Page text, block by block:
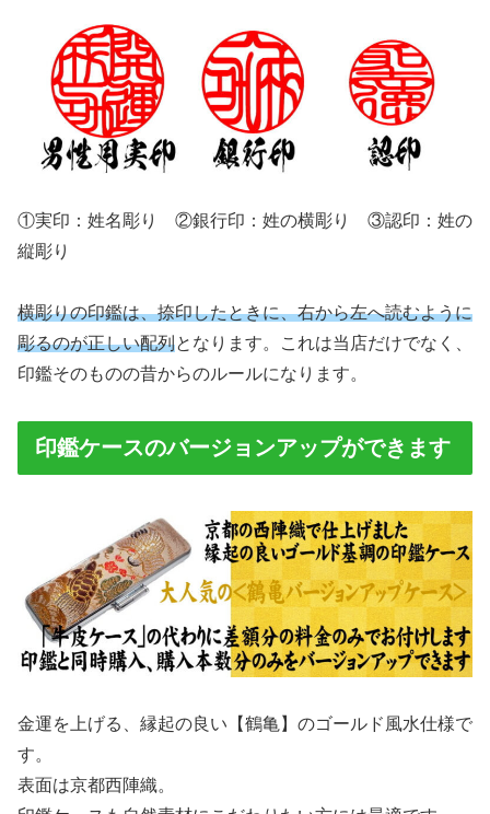
①実印：姓名彫り ②銀行印：姓の横彫り ③認印：姓の
縦彫り
横彫りの印鑑は、捺印したときに、右から左へ読むように
彫るのが正しい配列となります。これは当店だけでなく、
印鑑そのものの昔からのルールになります。
印鑑ケースのバージョンアップができます
金運を上げる、縁起の良い【鶴亀】のゴールド風水仕様で
す。
表面は京都西陣織。